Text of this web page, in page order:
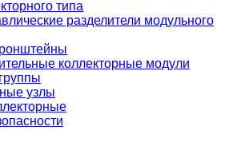
типа
разделители модульного
коллекторные модули
узлы